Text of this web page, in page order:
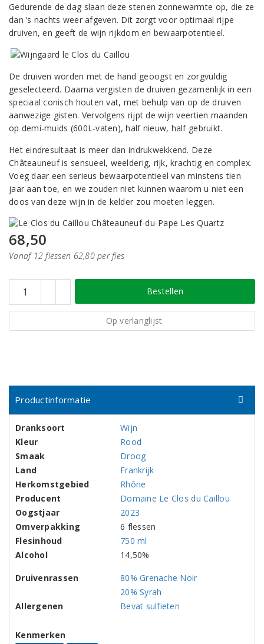
Gedurende de dag slaan deze stenen zonnewarmte op, die ze
dan ’s nachts weer afgeven. Dit zorgt voor optimaal rijpe
druiven, en geeft de wijn rijkdom en bewaarpotentieel.
De druiven worden met de hand geoogst en zorgvuldig
geselecteerd. Daarna vergisten de druiven gezamenlijk in een
speciaal conisch houten vat, met behulp van op de druiven
aanwezige gisten. Vervolgens rijpt de wijn veertien maanden
op demi-muids (600L-vaten), half nieuw, half gebruikt.
Het eindresultaat is meer dan indrukwekkend. Deze
Châteauneuf is sensueel, weelderig, rijk, krachtig en complex.
Voeg daar een serieus bewaarpotentieel van minstens tien
jaar aan toe, en we zouden niet kunnen waarom u niet een
doos van deze wijn in de kelder zou moeten leggen.
68,50
Vanaf 12 flessen 62,80 per fles
Bestellen
Op verlanglijst
Productinformatie
Dranksoort
Wijn
Kleur
Rood
Smaak
Droog
Land
Frankrijk
Herkomstgebied
Rhône
Producent
Domaine Le Clos du Caillou
Oogstjaar
2023
Omverpakking
6 flessen
Flesinhoud
750 ml
Alcohol
14,50%
Druivenrassen
80% Grenache Noir
20% Syrah
Allergenen
Bevat sulfieten
Kenmerken